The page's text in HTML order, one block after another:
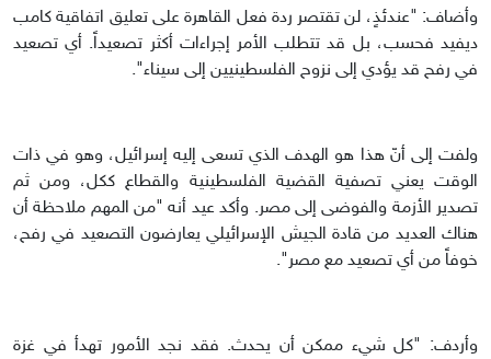
وأضاف: "عندئذٍ، لن تقتصر ردة فعل القاهرة على تعليق اتفاقية كامب
ديفيد فحسب، بل قد تتطلب الأمر إجراءات أكثر تصعيداً. أي تصعيد
في رفح قد يؤدي إلى نزوح الفلسطينيين إلى سيناء".
ولفت إلى أنّ هذا هو الهدف الذي تسعى إليه إسرائيل، وهو في ذات
الوقت يعني تصفية القضية الفلسطينية والقطاع ككل، ومن ثم
تصدير الأزمة والفوضى إلى مصر. وأكد عيد أنه "من المهم ملاحظة أن
هناك العديد من قادة الجيش الإسرائيلي يعارضون التصعيد في رفح،
خوفاً من أي تصعيد مع مصر".
وأردف: "كل شيء ممكن أن يحدث. فقد نجد الأمور تهدأ في غزة